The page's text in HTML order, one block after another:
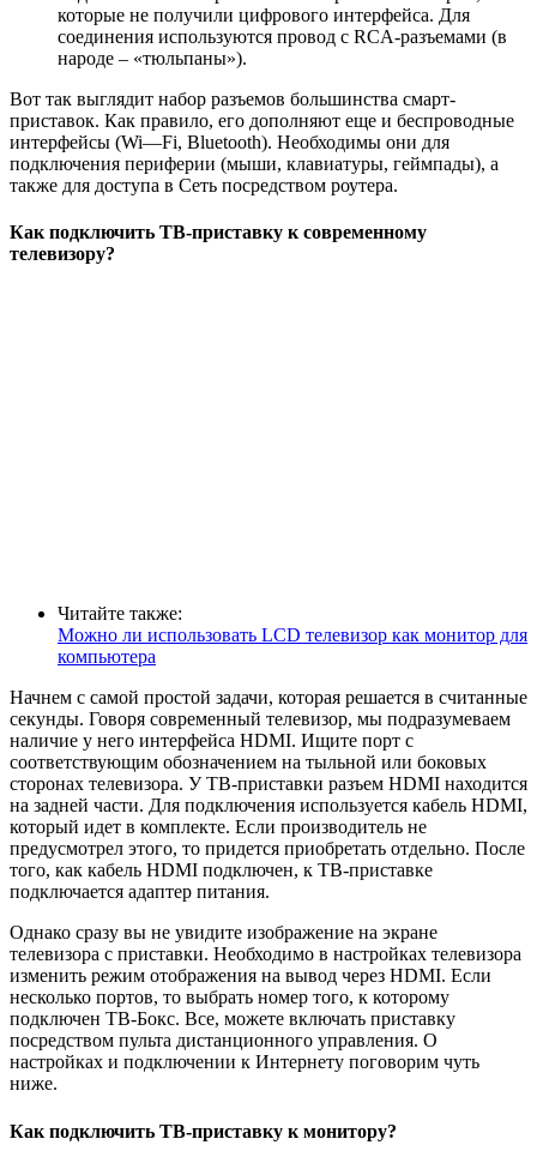
которые не получили цифрового интерфейса. Для
соединения используются провод с RCA-разъемами (в
народе – «тюльпаны»).
Вот так выглядит набор разъемов большинства смарт-
приставок. Как правило, его дополняют еще и беспроводные
интерфейсы (Wi—Fi, Bluetooth). Необходимы они для
подключения периферии (мыши, клавиатуры, геймпады), а
также для доступа в Сеть посредством роутера.
Как подключить ТВ-приставку к современному
телевизору?
Читайте также:
Можно ли использовать LCD телевизор как монитор для
компьютера
Начнем с самой простой задачи, которая решается в считанные
секунды. Говоря современный телевизор, мы подразумеваем
наличие у него интерфейса HDMI. Ищите порт с
соответствующим обозначением на тыльной или боковых
сторонах телевизора. У ТВ-приставки разъем HDMI находится
на задней части. Для подключения используется кабель HDMI,
который идет в комплекте. Если производитель не
предусмотрел этого, то придется приобретать отдельно. После
того, как кабель HDMI подключен, к ТВ-приставке
подключается адаптер питания.
Однако сразу вы не увидите изображение на экране
телевизора с приставки. Необходимо в настройках телевизора
изменить режим отображения на вывод через HDMI. Если
несколько портов, то выбрать номер того, к которому
подключен ТВ-Бокс. Все, можете включать приставку
посредством пульта дистанционного управления. О
настройках и подключении к Интернету поговорим чуть
ниже.
Как подключить ТВ-приставку к монитору?